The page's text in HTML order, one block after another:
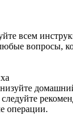
всем
вопросы,
операции.